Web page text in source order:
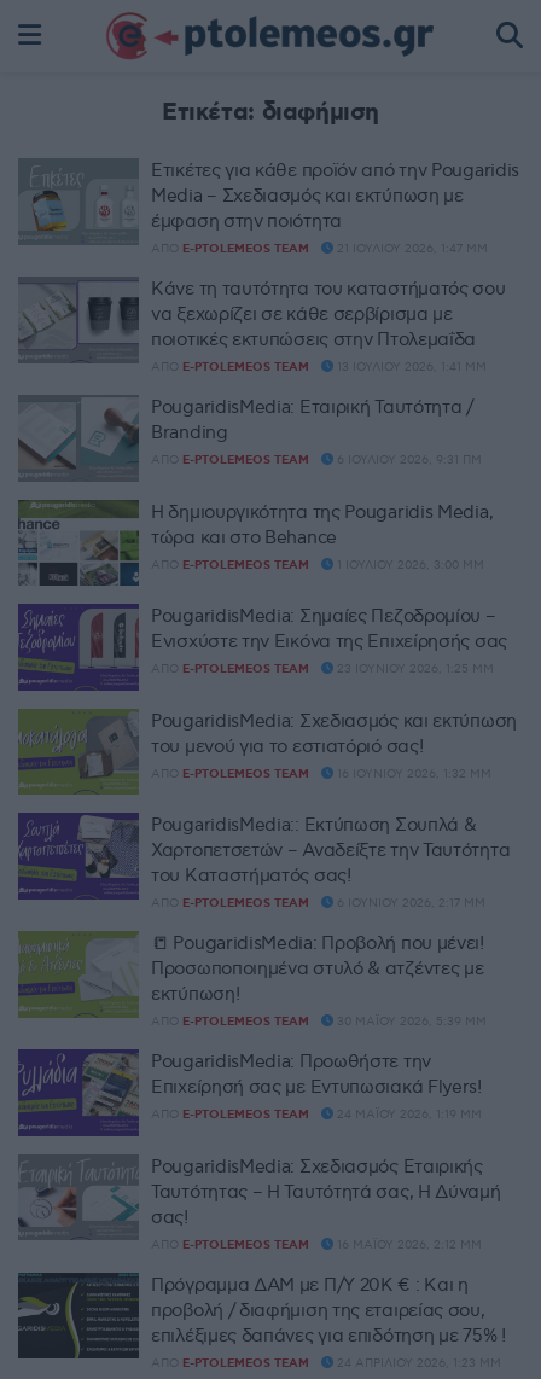
Ετικέτα: διαφήμιση
Ετικέτες για κάθε προϊόν από την Pougaridis
Media – Σχεδιασμός και εκτύπωση με
έμφαση στην ποιότητα
ΑΠΌ E-PTOLEMEOS TEAM 21 ΙΟΥΛΊΟΥ 2026, 1:47 ΜΜ
Κάνε τη ταυτότητα του καταστήματός σου
να ξεχωρίζει σε κάθε σερβίρισμα με
ποιοτικές εκτυπώσεις στην Πτολεμαΐδα
ΑΠΌ E-PTOLEMEOS TEAM 13 ΙΟΥΛΊΟΥ 2026, 1:41 ΜΜ
PougaridisMedia: Εταιρική Ταυτότητα /
Branding
ΑΠΌ E-PTOLEMEOS TEAM 6 ΙΟΥΛΊΟΥ 2026, 9:31 ΠΜ
Η δημιουργικότητα της Pougaridis Media,
τώρα και στο Behance
ΑΠΌ E-PTOLEMEOS TEAM 1 ΙΟΥΛΊΟΥ 2026, 3:00 ΜΜ
PougaridisMedia: Σημαίες Πεζοδρομίου –
Ενισχύστε την Εικόνα της Επιχείρησής σας
ΑΠΌ E-PTOLEMEOS TEAM 23 ΙΟΥΝΊΟΥ 2026, 1:25 ΜΜ
PougaridisMedia: Σχεδιασμός και εκτύπωση
του μενού για το εστιατόριό σας!
ΑΠΌ E-PTOLEMEOS TEAM 16 ΙΟΥΝΊΟΥ 2026, 1:32 ΜΜ
PougaridisMedia:: Εκτύπωση Σουπλά &
Χαρτοπετσετών – Αναδείξτε την Ταυτότητα
του Καταστήματός σας!
ΑΠΌ E-PTOLEMEOS TEAM 6 ΙΟΥΝΊΟΥ 2026, 2:17 ΜΜ
📒 PougaridisMedia: Προβολή που μένει!
Προσωποποιημένα στυλό & ατζέντες με
εκτύπωση!
ΑΠΌ E-PTOLEMEOS TEAM 30 ΜΑΪ́ΟΥ 2026, 5:39 ΜΜ
PougaridisMedia: Προωθήστε την
Επιχείρησή σας με Εντυπωσιακά Flyers!
ΑΠΌ E-PTOLEMEOS TEAM 24 ΜΑΪ́ΟΥ 2026, 1:19 ΜΜ
PougaridisMedia: Σχεδιασμός Εταιρικής
Ταυτότητας – Η Ταυτότητά σας, Η Δύναμή
σας!
ΑΠΌ E-PTOLEMEOS TEAM 16 ΜΑΪ́ΟΥ 2026, 2:12 ΜΜ
Πρόγραμμα ΔΑΜ με Π/Υ 20Κ € : Και η
προβολή / διαφήμιση της εταιρείας σου,
επιλέξιμες δαπάνες για επιδότηση με 75% !
ΑΠΌ E-PTOLEMEOS TEAM 24 ΑΠΡΙΛΊΟΥ 2026, 1:23 ΜΜ